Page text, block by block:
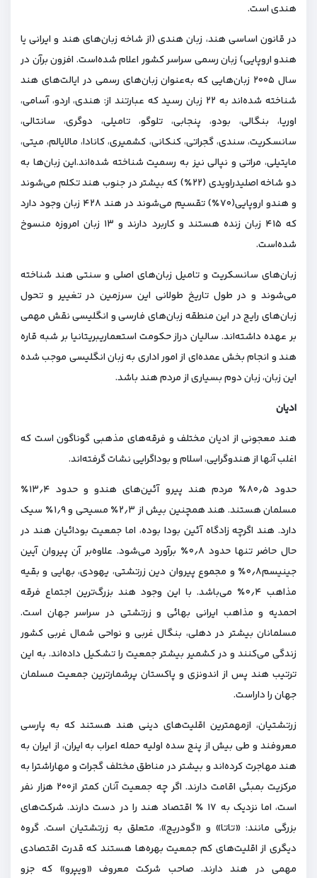
هندی است.
در قانون اساسی هند، زبان هندی (از شاخه زبان‌های هند و ایرانی یا
هندو اروپایی) زبان رسمی سراسر کشور اعلام شده‌است. افزون برآن در
سال ۲۰۰۵ زبان‌هایی که به‌عنوان زبان‌های رسمی در ایالت‌های هند
شناخته شده‌اند به ۲۲ زبان رسید که عبارتند از: هندی، اردو، آسامی،
اوریا، بنگالی، بودو، پنجابی، تلوگو، تامیلی، دوگری، سانتالی،
سانسکریت، سندی، گجراتی، کنکانی، کشمیری، کانادا، مالایالم، میتی،
مایتیلی، مراتی و نپالی نیز به رسمیت شناخته شده‌اند.این زبان‌ها به
دو شاخه اصلیدراویدی (۲۲٪) که بیشتر در جنوب هند تکلم می‌شوند
و هندو اروپایی(۷۰٪) تقسیم می‌شوند در هند ۴۲۸ زبان وجود دارد
که ۴۱۵ زبان زنده هستند و کاربرد دارند و ۱۳ زبان امروزه منسوخ
شده‌است.
زبان‌های سانسکریت و تامیل زبان‌های اصلی و سنتی هند شناخته
می‌شوند و در طول تاریخ طولانی این سرزمین در تغییر و تحول
زبان‌های رایج در این منطقه زبان‌های فارسی و انگلیسی نقش مهمی
بر عهده داشته‌اند. سالیان دراز حکومت استعماریبریتانیا بر شبه قاره
هند و انجام بخش عمده‌ای از امور اداری به زبان انگلیسی موجب شده
این زبان، زبان دوم بسیاری از مردم هند باشد.
ادیان
هند معجونی از ادیان مختلف و فرقه‌های مذهبی گوناگون است که
اغلب آنها از هندوگرایی، اسلام و بوداگرایی نشات گرفته‌اند.
حدود ۸۰٫۵٪ مردم هند پیرو آئین‌های هندو و حدود ۱۳٫۴٪
مسلمان هستند. هند همچنین بیش از ۲٫۳٪ مسیحی و ۱٫۹٪ سیک
دارد. هند اگرچه زادگاه آئین بودا بوده، اما جمعیت بودائیان هند در
حال حاضر تنها حدود ۰٫۸٪ برآورد می‌شود. علاوه‌بر آن پیروان آیین
جینیسم۰٫۸٪ و مجموع پیروان دین زرتشتی، یهودی، بهایی و بقیه
مذاهب ۰٫۴٪ می‌باشد. با این وجود هند بزرگ‌ترین اجتماع فرقه
احمدیه و مذاهب ایرانی بهائی و زرتشتی در سراسر جهان است.
مسلمانان بیشتر در دهلی، بنگال غربی و نواحی شمال غربی کشور
زندگی می‌کنند و در کشمیر بیشتر جمعیت را تشکیل داده‌اند. به این
ترتیب هند پس از اندونزی و پاکستان پرشمارترین جمعیت مسلمان
جهان را داراست.
زرتشتیان، ازمهمترین اقلیت‌های دینی هند هستند که به پارسی
معروفند و طی بیش از پنج سده اولیه حمله اعراب به ایران، از ایران به
هند مهاجرت کرده‌اند و بیشتر در مناطق مختلف گجرات و مهاراشترا به
مرکزیت بمبئی اقامت دارند. اگر چه جمعیت آنان کمتر از۲۰۰ هزار نفر
است، اما نزدیک به ۱۷ ٪ اقتصاد هند را در دست دارند. شرکت‌های
بزرگی مانند: «تاتا» و «گودریج»، متعلق به زرتشتیان است. گروه
دیگری از اقلیت‌های کم جمعیت بهره‌ها هستند که قدرت اقتصادی
مهمی در هند دارند. صاحب شرکت معروف «ویپرو» که جزو